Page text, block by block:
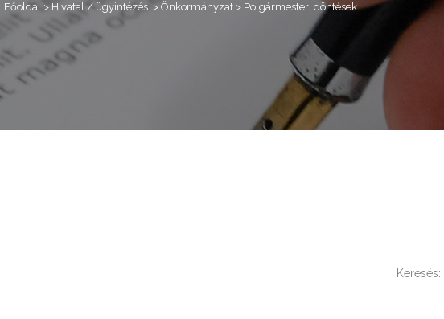
Főoldal> Hivatal / ügyintézés > Önkormányzat> Polgármesteri döntések
Keresés: